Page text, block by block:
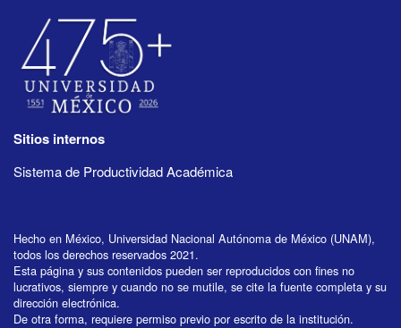
Sitios internos
Sistema de Productividad Académica
Hecho en México, Universidad Nacional Autónoma de México (UNAM),
todos los derechos reservados 2021.
Esta página y sus contenidos pueden ser reproducidos con fines no
lucrativos, siempre y cuando no se mutile, se cite la fuente completa y su
dirección electrónica.
De otra forma, requiere permiso previo por escrito de la institución.